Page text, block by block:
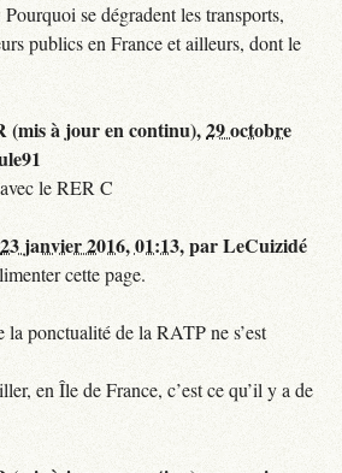
se dégradent les transports,
publics en France et ailleurs, dont le
(mis à jour en continu),29 octobre
le RER C
23 janvier 2016, 01:13,parLeCuizidé
cette page.
la ponctualité de la RATP ne s’est
en Île de France, c’est ce qu’il y a de